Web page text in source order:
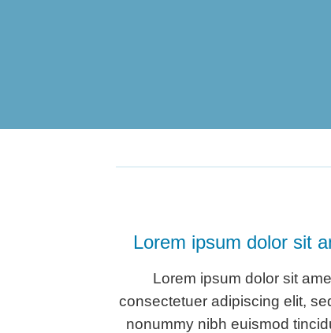
Lorem ipsum dolor sit
Lorem ipsum dolor sit
consectetuer adipiscing elit,
nonummy nibh euismod